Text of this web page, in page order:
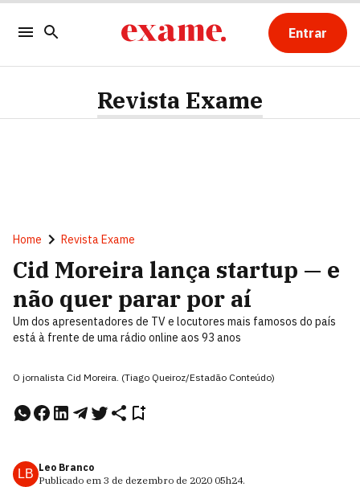
Entrar
Revista Exame
Home Revista Exame
Cid Moreira lança startup — e
não quer parar por aí
Um dos apresentadores de TV e locutores mais famosos do país
está à frente de uma rádio online aos 93 anos
O jornalista Cid Moreira. (Tiago Queiroz/Estadão Conteúdo)
LB Leo Branco
Publicado em 3 de dezembro de 2020 05h24.